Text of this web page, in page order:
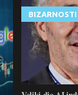
BIZARNOSTI